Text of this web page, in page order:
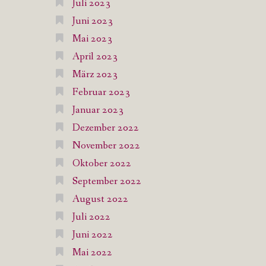
Juli 2023
Juni 2023
Mai 2023
April 2023
März 2023
Februar 2023
Januar 2023
Dezember 2022
November 2022
Oktober 2022
September 2022
August 2022
Juli 2022
Juni 2022
Mai 2022